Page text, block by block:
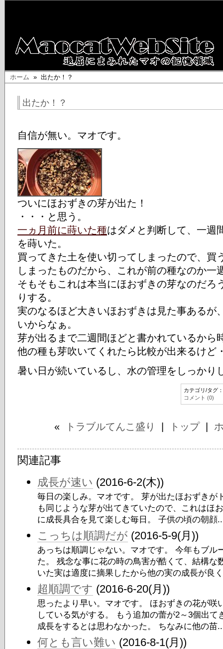
ホーム » 出たか！？
出たか！？
自信が無い。マオです。
ついにほおずきの芽が出た！
・・・と思う。
一ヵ月前に蒔いた種はダメと判断して、一週
を蒔いた。
買ってきた土を使い切ってしまったので、買
しまったものだから、これが前の種なのか一
そもそもこれは本当にほおずきの芽なのだろ
りする。
実のなるほど大きいほおずきは見た事あるが
いからなぁ。
芽が出るまで二週間ほどと書かれているから
他の種も芽吹いてくれたら比較が出来るけど
暑い日が続いているし、水の管理をしっかり
カテゴリ/タグ：
コメント (0)
« トラブルてんこ盛り トップ|
関連記事
成長が速い (2016-6-2(木))
毎日の楽しみ。マオです。 芽が出たほおずきが
も同じような芽が出てきていたので、これはほ
に成長具合を見て楽しむ毎日。 子供の頃の朝顔
こっちは順調だが (2016-5-9(月))
あっちは順調じゃない。マオです。 今年もブル
た。 残念な事に花の時の鳥害が酷くて、結構な
いた実は適度に摘果したから他の実の成長が良
超順調です (2016-6-20(月))
思ったより早い。マオです。 ほおずきの花が咲
している気がする。 もう追加の蕾が2～3個出
成長をするとは思わなかった。 ちなみに他の苗
何とも言い難い (2016-8-1(月))